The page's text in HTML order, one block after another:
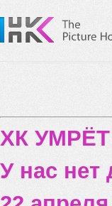
ХК
У нас нет